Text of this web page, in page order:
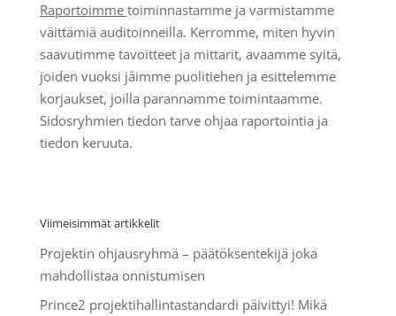
Raportoimme toiminnastamme ja varmistamme
väittämiä auditoinneilla. Kerromme, miten hyvin
saavutimme tavoitteet ja mittarit, avaamme syitä,
joiden vuoksi jäimme puolitiehen ja esittelemme
korjaukset, joilla parannamme toimintaamme.
Sidosryhmien tiedon tarve ohjaa raportointia ja
tiedon keruuta.
Viimeisimmät artikkelit
Projektin ohjausryhmä – päätöksentekijä joka
mahdollistaa onnistumisen
Prince2 projektihallintastandardi päivittyi! Mikä